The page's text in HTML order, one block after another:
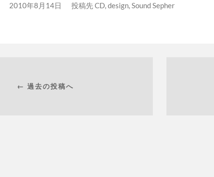
2010年8月14日 投稿先CD,design,Sound Sepher
← 過去の投稿へ